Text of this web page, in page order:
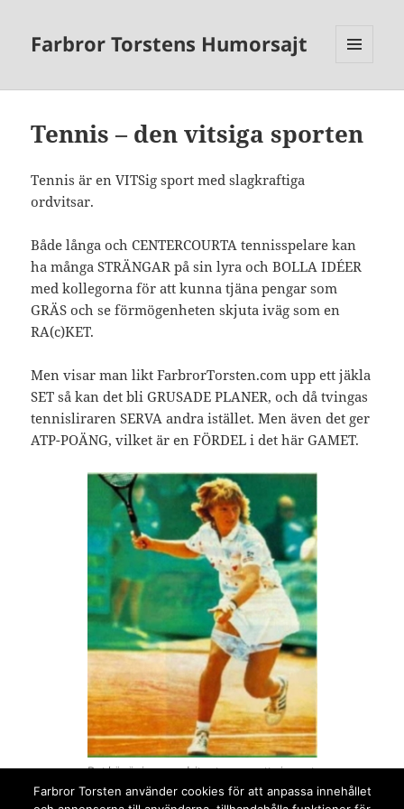
Farbror Torstens Humorsajt
Tennis – den vitsiga sporten
Tennis är en VITSig sport med slagkraftiga
ordvitsar.
Både långa och CENTERCOURTA tennisspelare kan
ha många STRÄNGAR på sin lyra och BOLLA IDÉER
med kollegorna för att kunna tjäna pengar som
GRÄS och se förmögenheten skjuta iväg som en
RA(c)KET.
Men visar man likt FarbrorTorsten.com upp ett jäkla
SET så kan det bli GRUSADE PLANER, och då tvingas
tennisliraren SERVA andra istället. Men även det ger
ATP-POÄNG, vilket är en FÖRDEL i det här GAMET.
Det här är ingen ordvits utan mer ett pinsamt
Tennis-minne. Det finns ingen FÖRDEL med
att tappa byxorna på planen.
Farbror Torsten använder cookies för att anpassa innehållet